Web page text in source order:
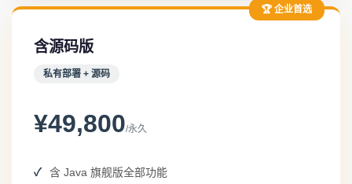
🏆 企业首选
含源码版
私有部署 + 源码
¥49,800/永久
含 Java 旗舰版全部功能